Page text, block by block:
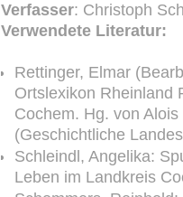
Verfasser: Christoph
Verwendete Literatur:
Rettinger, Elmar
Ortslexikon Rheinland
Cochem. Hg. von
(Geschichtliche
Schleindl, Angelika:
Leben im Landkreis